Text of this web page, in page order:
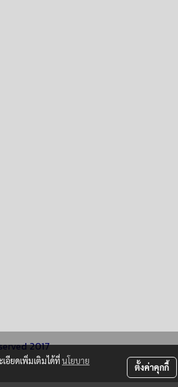
2017
อียดเพิ่มเติมได้ที่นโยบาย
ตั้งค่าคุกกี้